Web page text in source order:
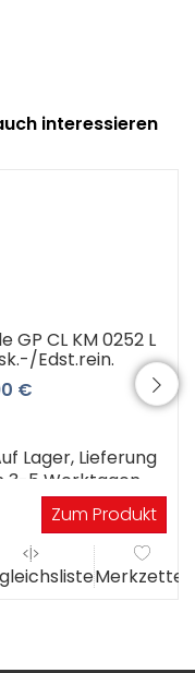
interessieren
GP CL KM 0252 L
Edst.rein.
€
Lager, Lieferung
3-5 Werktagen
Zum Produkt
Merkzettel